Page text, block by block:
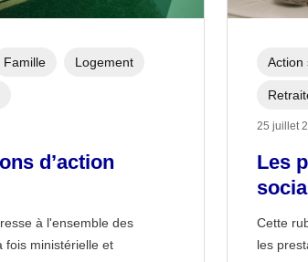
d’action
à l'ensemble des
fois ministérielle et
Famille Logement
Les
Cette
les
Action
25 juillet